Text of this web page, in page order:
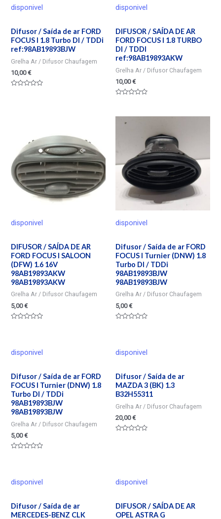
disponivel
Difusor / Saída de ar FORD
FOCUS I 1.8 Turbo DI / TDDi
ref:98AB19893BJW
Grelha Ar / Difusor Chaufagem
10,00€
disponivel
DIFUSOR / SAÍDA DE AR
FORD FOCUS I 1.8 TURBO
DI / TDDI
ref:98AB19893AKW
Grelha Ar / Difusor Chaufagem
10,00€
disponivel
DIFUSOR / SAÍDA DE AR
FORD FOCUS I SALOON
(DFW) 1.6 16V
98AB19893AKW
98AB19893AKW
Grelha Ar / Difusor Chaufagem
5,00€
5
disponivel
Difusor / Saída de ar FORD
FOCUS I Turnier (DNW) 1.8
Turbo DI / TDDi
98AB19893BJW
98AB19893BJW
Grelha Ar / Difusor Chaufagem
5,00€
5
disponivel
Difusor / Saída de ar FORD
FOCUS I Turnier (DNW) 1.8
Turbo DI / TDDi
98AB19893BJW
98AB19893BJW
Grelha Ar / Difusor Chaufagem
5,00€
5
disponivel
Difusor / Saída de ar
MAZDA 3 (BK) 1.3
B32H55311
Grelha Ar / Difusor Chaufagem
20,00€
disponivel
Difusor / Saída de ar
MERCEDES-BENZ CLK
disponivel
DIFUSOR / SAÍDA DE AR
OPEL ASTRA G